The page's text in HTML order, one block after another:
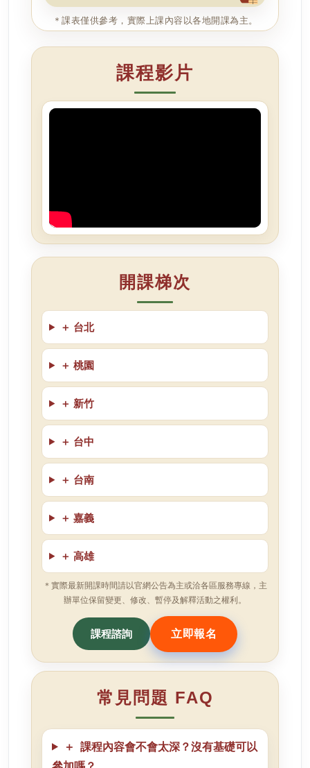
＊課表僅供參考，實際上課內容以各地開課為主。
課程影片
開課梯次
＋ 台北
＋ 桃園
＋ 新竹
＋ 台中
＋ 台南
＋ 嘉義
＋ 高雄
＊實際最新開課時間請以官網公告為主或洽各區服務專線，主
辦單位保留變更、修改、暫停及解釋活動之權利。
課程諮詢 立即報名
常見問題 FAQ
＋
課程內容會不會太深？沒有基礎可以